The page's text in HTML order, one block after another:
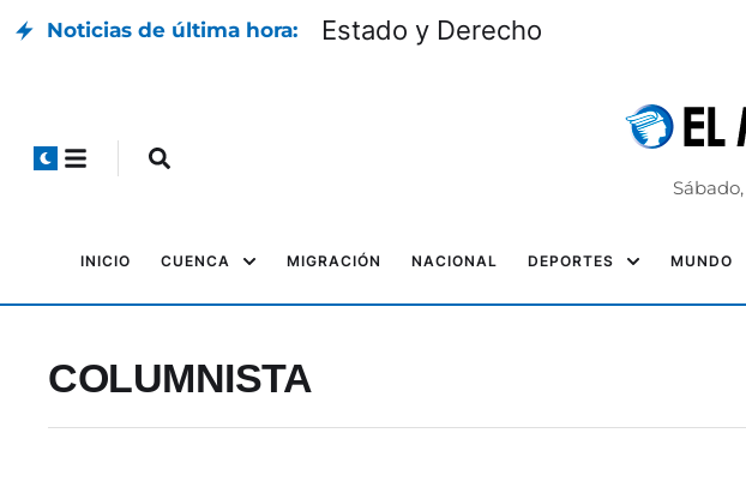
Noticias de última hora: Estado y Derecho
INICIO CUENCA MIGRACIÓN NACIONAL DEPORTES MUNDO
COLUMNISTA